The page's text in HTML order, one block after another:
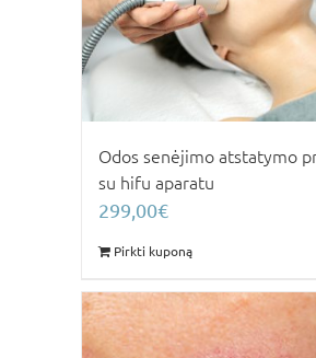
Odos senėjimo atstatymo
su hifu aparatu
299,00€
Pirkti kuponą